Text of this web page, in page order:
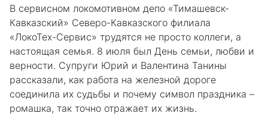
В сервисном локомотивном депо «Тимашевск-
Кавказский» Северо-Кавказского филиала
«ЛокоТех-Сервис» трудятся не просто коллеги, а
настоящая семья. 8 июля был День семьи, любви и
верности. Супруги Юрий и Валентина Танины
рассказали, как работа на железной дороге
соединила их судьбы и почему символ праздника –
ромашка, так точно отражает их жизнь.